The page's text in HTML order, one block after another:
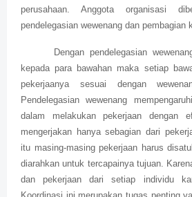
perusahaan. Anggota organisasi
pendelegasian wewenang dan pembagian
Dengan pendelegasian
kepada para bawahan maka setiap
pekerjaanya sesuai dengan
Pendelegasian wewenang
dalam melakukan pekerjaan dengan
mengerjakan hanya sebagian dari
itu masing-masing pekerjaan harus
diarahkan untuk tercapainya tujuan.
dan pekerjaan dari setiap individu